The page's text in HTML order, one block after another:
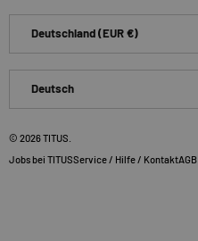
Deutschland (EUR €)
Deutsch
© 2026TITUS
Jobs bei TITUSService / Hilfe / KontaktAGB